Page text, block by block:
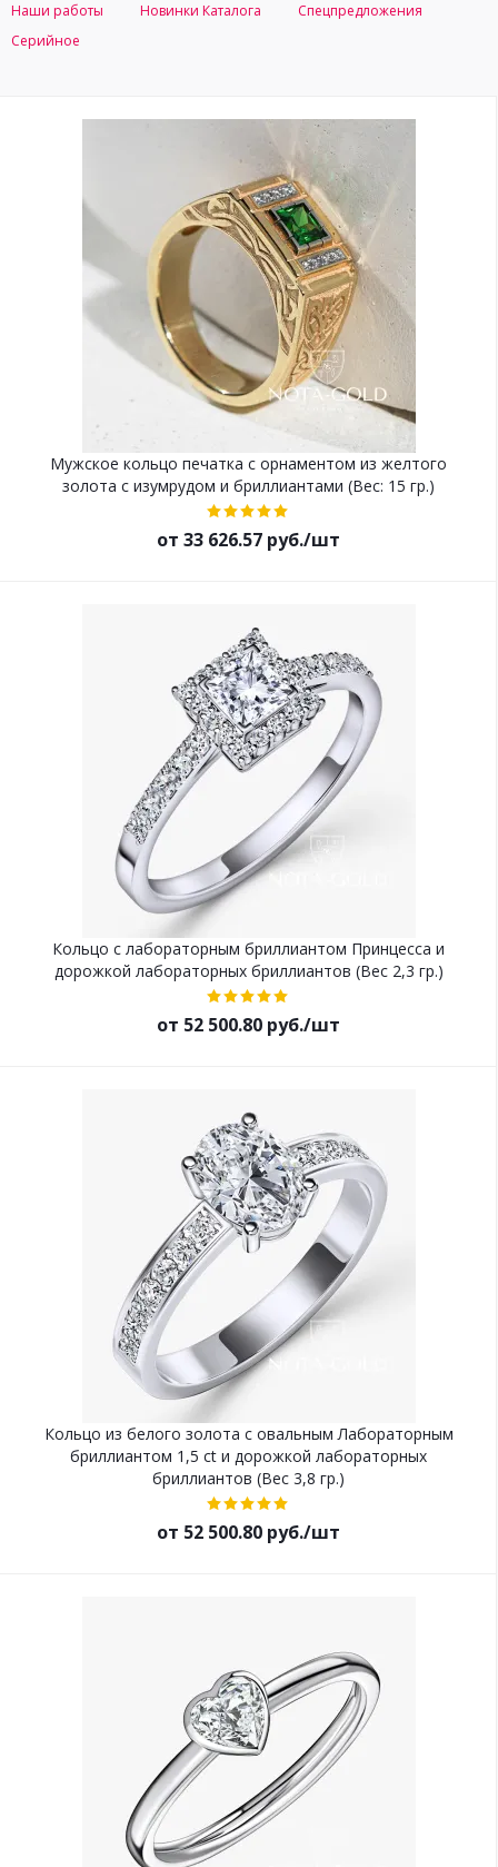
Наши работы Новинки Каталога
Спецпредложения
Серийное
Мужское кольцо печатка с орнаментом из желтого
золота с изумрудом и бриллиантами (Вес: 15 гр.)
от 33 626.57 руб./шт
Кольцо с лабораторным бриллиантом Принцесса и
дорожкой лабораторных бриллиантов (Вес 2,3 гр.)
от 52 500.80 руб./шт
Кольцо из белого золота с овальным Лабораторным
бриллиантом 1,5 ct и дорожкой лабораторных
бриллиантов (Вес 3,8 гр.)
от 52 500.80 руб./шт